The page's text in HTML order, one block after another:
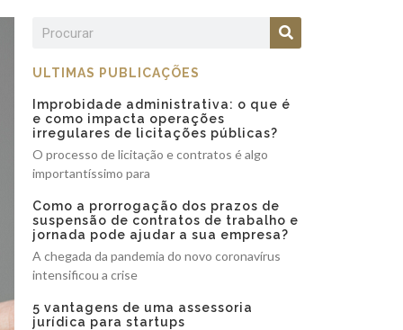
ULTIMAS PUBLICAÇÕES
Improbidade administrativa: o que é
e como impacta operações
irregulares de licitações públicas?
O processo de licitação e contratos é algo
importantíssimo para
Como a prorrogação dos prazos de
suspensão de contratos de trabalho e
jornada pode ajudar a sua empresa?
A chegada da pandemia do novo coronavírus
intensificou a crise
5 vantagens de uma assessoria
jurídica para startups